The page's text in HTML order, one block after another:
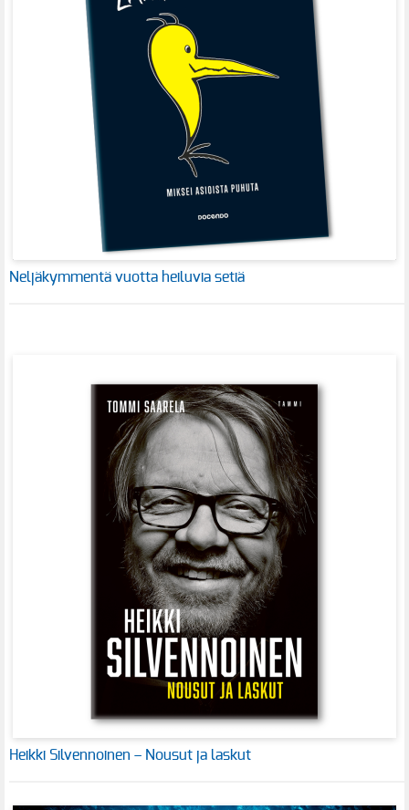
Neljäkymmentä vuotta heiluvia setiä
Heikki Silvennoinen – Nousut ja laskut